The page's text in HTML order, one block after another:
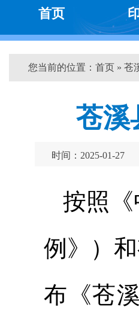
首页
您当前的位置： 首页 » 苍
苍溪
时间：2025-01-27
按照
例》）
布《苍